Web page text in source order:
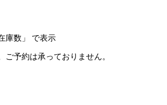
庫数」 で表示
予約は承っておりません。